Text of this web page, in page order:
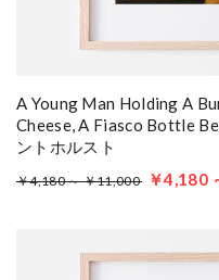
A Young Man Holding A
Cheese, A Fiasco Bottle
ントホルスト
￥4,180 ～ ￥11,000 ￥4,180